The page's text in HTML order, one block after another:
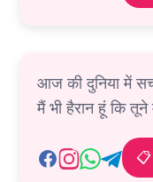
आज की दुनिया में
मैं भी हैरान हूं कि